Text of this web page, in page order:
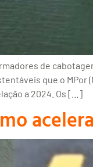
de
que o
a 2024. Os […]